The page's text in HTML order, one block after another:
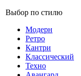
Выбор по стилю
Модерн
Ретро
Кантри
Классический
Техно